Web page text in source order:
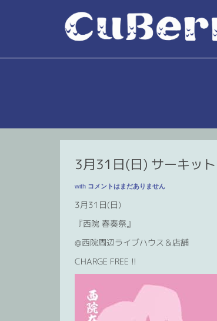
3月31日(日) サーキッ
with コメントはまだありません
3月31日(日)
『西院 春奏祭』
@西院周辺ライブハウス＆店舗
CHARGE FREE !!